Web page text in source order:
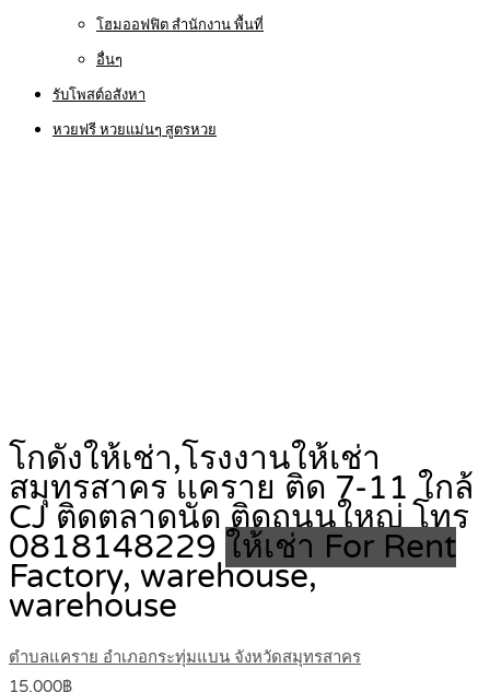
โฮมออฟฟิต สำนักงาน พื้นที่
อื่นๆ
รับโพสต์อสังหา
หวยฟรี หวยแม่นๆ สูตรหวย
โกดังให้เช่า,โรงงานให้เช่า
สมุทรสาคร เเคราย ติด 7-11 ใกล้
CJ ติดตลาดนัด ติดถนนใหญ่ โทร
0818148229 ให้เช่า For Rent
Factory, warehouse,
warehouse
ตำบลแคราย อำเภอกระทุ่มแบน จังหวัดสมุทรสาคร
15,000฿